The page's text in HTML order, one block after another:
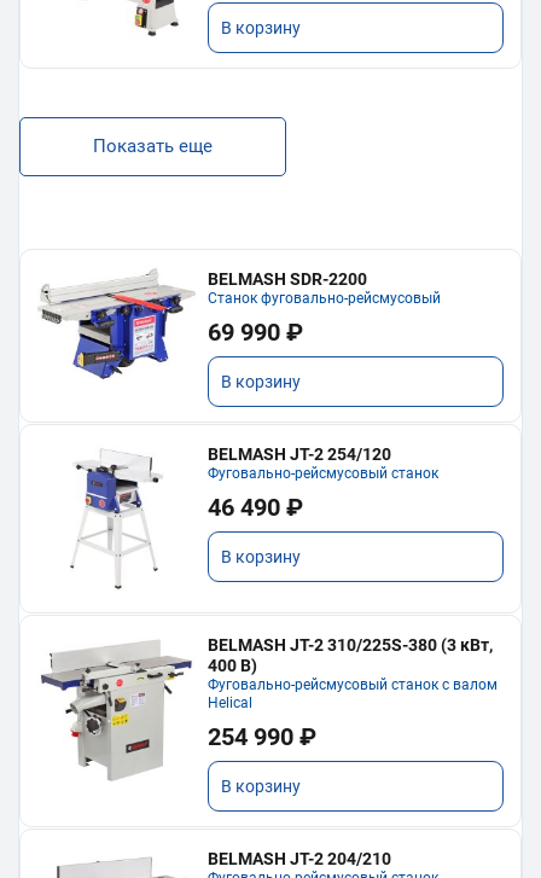
В корзину
Показать еще
BELMASH SDR-2200
Станок фуговально-рейсмусовый
69 990 ₽
В корзину
BELMASH JT-2 254/120
Фуговально-рейсмусовый станок
46 490 ₽
В корзину
BELMASH JT-2 310/225S-380 (3 кВт,
400 В)
Фуговально-рейсмусовый станок с валом
Helical
254 990 ₽
В корзину
BELMASH JT-2 204/210